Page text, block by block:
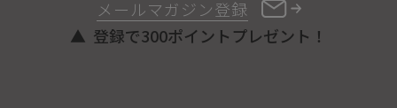
メールマガジン登録
登録で300ポイントプレゼント！